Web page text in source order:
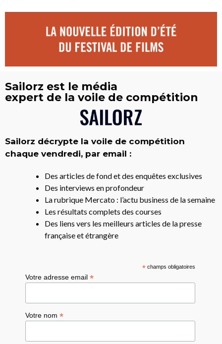
Sailorz est le média
expert de la voile de compétition
Sailorz décrypte la voile de compétition
chaque vendredi, par email :
Des articles de fond et des enquêtes exclusives
Des interviews en profondeur
La rubrique Mercato : l’actu business de la semaine
Les résultats complets des courses
Des liens vers les meilleurs articles de la presse
française et étrangère
*champs obligatoires
Votre adresse email*
Votre nom*